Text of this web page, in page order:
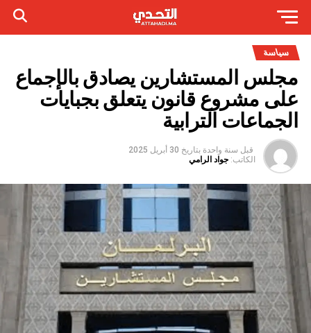
سياسة
مجلس المستشارين يصادق بالإجماع
على مشروع قانون يتعلق بجبايات
الجماعات الترابية
قبل سنة واحدة بتاريخ 30 أبريل 2025
الكاتب: جواد الرامي